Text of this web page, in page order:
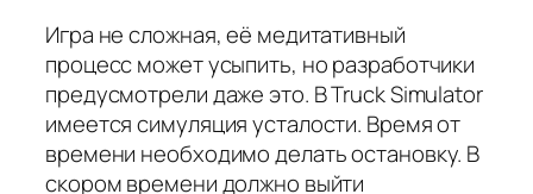
Игра не сложная, её медитативный
процесс может усыпить, но разработчики
предусмотрели даже это. В Truck Simulator
имеется симуляция усталости. Время от
времени необходимо делать остановку. В
скором времени должно выйти